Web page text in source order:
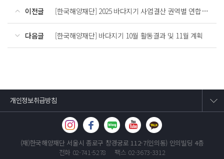
이전글 [한국해양재단] 2025 바다지기 사업결산 권역별 연합캠페인
다음글 [한국해양재단] 바다지기 10월 활동결과 및 11월 계획
개인정보취급방침
(재)한국해양재단서울시 종로구 창경궁로 112-7(인의동) 인의빌딩 4층
전화 02-741-5278
팩스 02-3673-3312